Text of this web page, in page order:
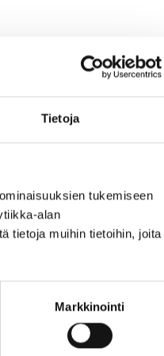
Tietoja
tukemiseen
alan
tietoja muihin tietoihin, joita
Markkinointi